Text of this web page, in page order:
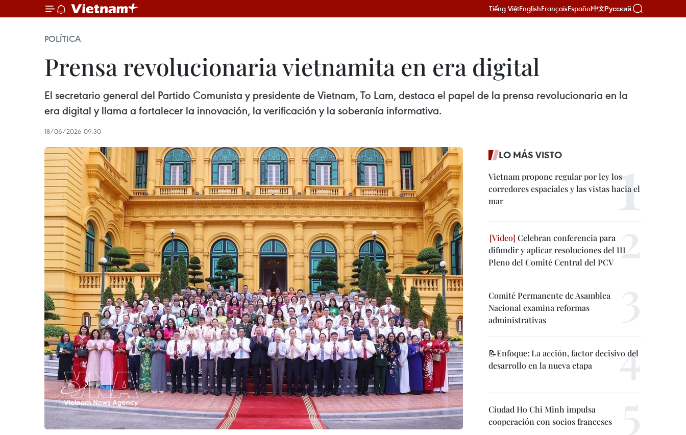
Tiếng ViệtEnglishFrançaisEspañol中文Русский
POLÍTICA
Prensa revolucionaria vietnamita en era digital
El secretario general del Partido Comunista y presidente de Vietnam, To Lam, destaca el papel de la prensa revolucionaria en la
era digital y llama a fortalecer la innovación, la verificación y la soberanía informativa.
18/06/2026 09:30
LO MÁS VISTO
Vietnam propone regular por ley los
corredores espaciales y las vistas hacia el
mar
Celebran conferencia para
difundir y aplicar resoluciones del III
Pleno del Comité Central del PCV
Comité Permanente de Asamblea
Nacional examina reformas
administrativas
📝Enfoque: La acción, factor decisivo del
desarrollo en la nueva etapa
Ciudad Ho Chi Minh impulsa
cooperación con socios franceses